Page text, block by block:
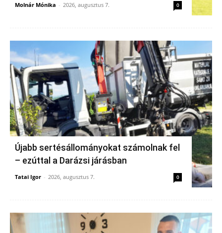
Molnár Mónika - 2026, augusztus 7. 0
Újabb sertésállományokat számolnak fel
– ezúttal a Darázsi járásban
Tatai Igor - 2026, augusztus 7. 0